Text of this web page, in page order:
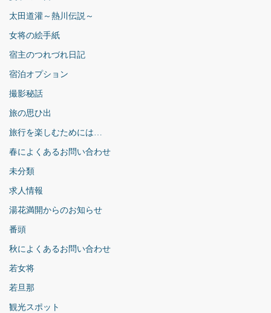
太田道灌～熱川伝説～
女将の絵手紙
宿主のつれづれ日記
宿泊オプション
撮影秘話
旅の思ひ出
旅行を楽しむためには…
春によくあるお問い合わせ
未分類
求人情報
湯花満開からのお知らせ
番頭
秋によくあるお問い合わせ
若女将
若旦那
観光スポット